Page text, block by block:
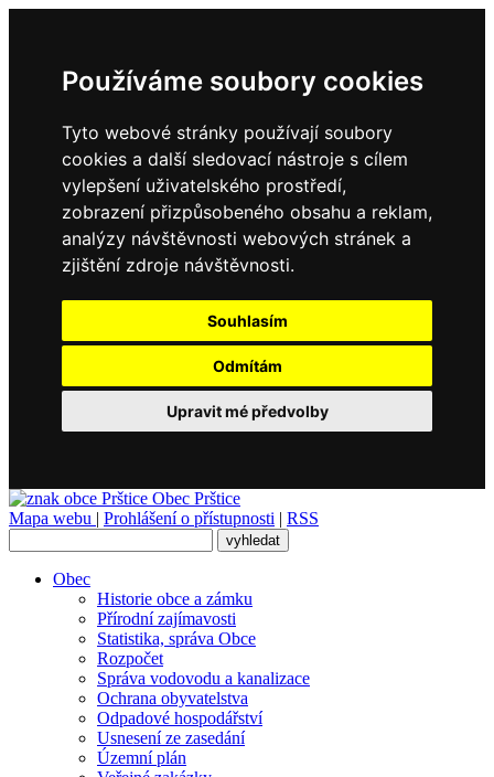
Používáme soubory cookies
Tyto webové stránky používají soubory
cookies a další sledovací nástroje s cílem
vylepšení uživatelského prostředí,
zobrazení přizpůsobeného obsahu a reklam,
analýzy návštěvnosti webových stránek a
zjištění zdroje návštěvnosti.
Souhlasím
Odmítám
Upravit mé předvolby
Obec Prštice
Mapa webu | Prohlášení o přístupnosti | RSS
Obec
Historie obce a zámku
Přírodní zajímavosti
Statistika, správa Obce
Rozpočet
Správa vodovodu a kanalizace
Ochrana obyvatelstva
Odpadové hospodářství
Usnesení ze zasedání
Územní plán